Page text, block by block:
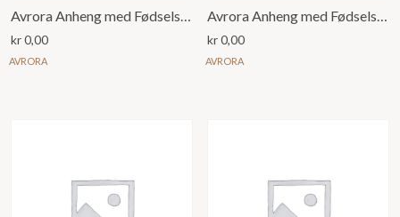
kr0,00
AVRORA
kr0,00
AVRORA